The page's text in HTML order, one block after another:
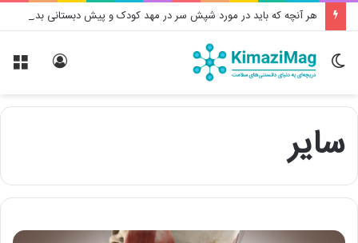
هر آنچه که باید در مورد شپش سر در مهد کودک و پیش دبستانی بدانید
تغییر
سایر